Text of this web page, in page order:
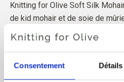
Consentement Détails
Knitting for Olive Soft Silk
de kid mohair et de soie de
Notre mohair provient de chèvres
traçables jusqu'aux fermes